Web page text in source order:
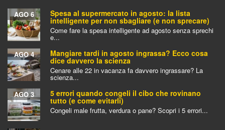
Spesa al supermercato in agosto: la lista
intelligente per non sbagliare (e non sprecare)
AGO 6
Come fare la spesa intelligente ad agosto senza sprechi
e...
Mangiare tardi in agosto ingrassa? Ecco cosa
dice davvero la scienza
AGO 4
Cenare alle 22 in vacanza fa davvero ingrassare? La
scienza...
5 errori quando congeli il cibo che rovinano
tutto (e come evitarli)
AGO 3
Congeli male frutta, verdura o pane? Scopri i 5 errori...